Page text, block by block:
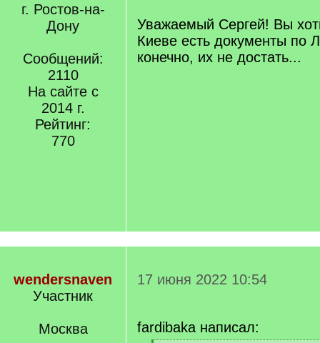
г. Ростов-на-
Дону
Сообщений:
2110
На сайте с
2014 г.
Рейтинг:
770
Уважаемый Сергей! Вы
Киеве есть документы по
конечно, их не достать...
wendersnaven
Участник
Москва
17 июня 2022 10:54
fardibaka написал: